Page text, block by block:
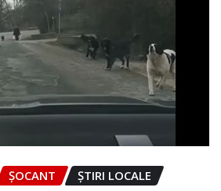
ȘOCANT ȘTIRI LOCALE